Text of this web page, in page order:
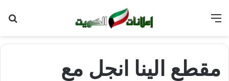
مقطع الينا انجل مع